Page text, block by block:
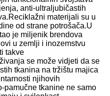
anti-ultraljubičastih
materijali su u
od strane potrošača.U
je miljenik brendova
u zemlji i inozemstvu
​​takve
se može vidjeti da se
tkanina na tržištu majica
njihovih
pamučne tkanine ne samo